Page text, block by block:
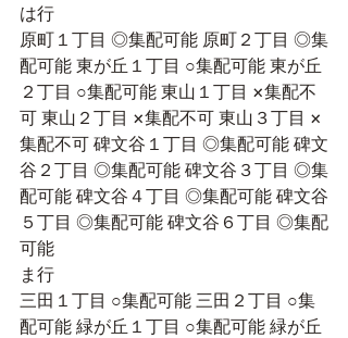
は行
原町１丁目 ◎集配可能 原町２丁目 ◎集
配可能 東が丘１丁目 ○集配可能 東が丘
２丁目 ○集配可能 東山１丁目 ×集配不
可 東山２丁目 ×集配不可 東山３丁目 ×
集配不可 碑文谷１丁目 ◎集配可能 碑文
谷２丁目 ◎集配可能 碑文谷３丁目 ◎集
配可能 碑文谷４丁目 ◎集配可能 碑文谷
５丁目 ◎集配可能 碑文谷６丁目 ◎集配
可能
ま行
三田１丁目 ○集配可能 三田２丁目 ○集
配可能 緑が丘１丁目 ○集配可能 緑が丘